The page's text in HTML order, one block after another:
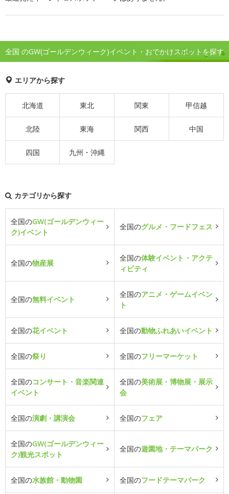
全国 のGW(ゴールデンウィーク)イベント・おでかけスポットを探す
エリアから探す
北海道 東北 関東 甲信越
北陸 東海 関西 中国
四国 九州・沖縄
カテゴリから探す
全国のGW(ゴールデンウィー
ク)イベント
全国のグルメ・フードフェス
全国の物産展
全国の体験イベント・アクテ
ィビティ
全国の無料イベント
全国のアニメ・ゲームイベン
ト
全国の花イベント 全国の動物ふれあいイベント
全国の祭り 全国のフリーマーケット
全国のコンサート・音楽関連
イベント
全国の美術展・博物展・展示
会
全国の演劇・講演会 全国のフェア
全国のGW(ゴールデンウィー
ク)観光スポット
全国の遊園地・テーマパーク
全国の水族館・動物園 全国のフードテーマパーク